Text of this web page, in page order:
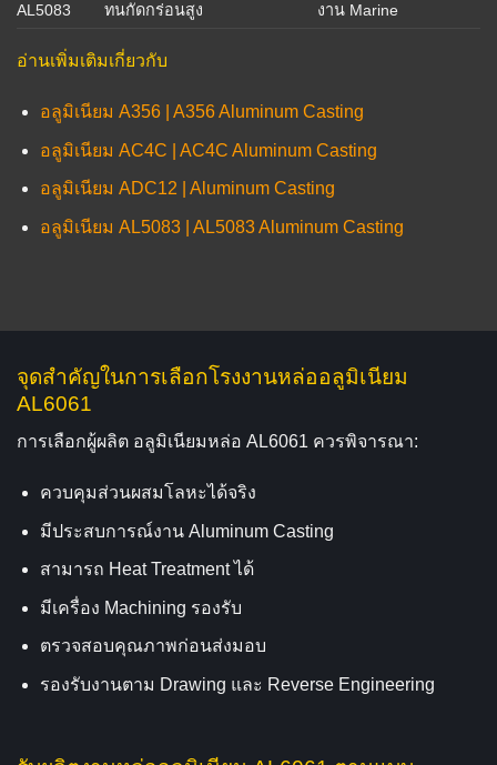
AL5083 ทนกัดกร่อนสูง งาน Marine
อ่านเพิ่มเติมเกี่ยวกับ
อลูมิเนียม A356 | A356 Aluminum Casting
อลูมิเนียม AC4C | AC4C Aluminum Casting
อลูมิเนียม ADC12 | Aluminum Casting
อลูมิเนียม AL5083 | AL5083 Aluminum Casting
จุดสำคัญในการเลือกโรงงานหล่ออลูมิเนียม
AL6061
การเลือกผู้ผลิต อลูมิเนียมหล่อ AL6061 ควรพิจารณา:
ควบคุมส่วนผสมโลหะได้จริง
มีประสบการณ์งาน Aluminum Casting
สามารถ Heat Treatment ได้
มีเครื่อง Machining รองรับ
ตรวจสอบคุณภาพก่อนส่งมอบ
รองรับงานตาม Drawing และ Reverse Engineering